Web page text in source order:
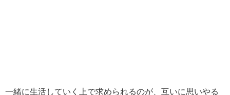
一緒に生活していく上で求められるのが、互いに思いやる